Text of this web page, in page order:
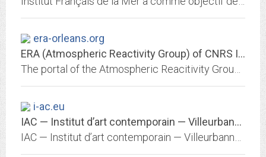
era-orleans.org
ERA (Atmospheric Reactivity Group) of CNRS ICARE (Orlйans)
i-ac.eu
IAC — Institut d’art contemporain — Villeurbanne/Rhône-Alpes